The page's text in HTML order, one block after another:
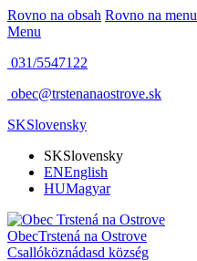
Rovno na obsah Rovno na menu
Menu
031/5547122
obec@trstenanaostrove.sk
SKSlovensky
SKSlovensky
ENEnglish
HUMagyar
ObecTrstená na Ostrove
Csallóköznádasd község